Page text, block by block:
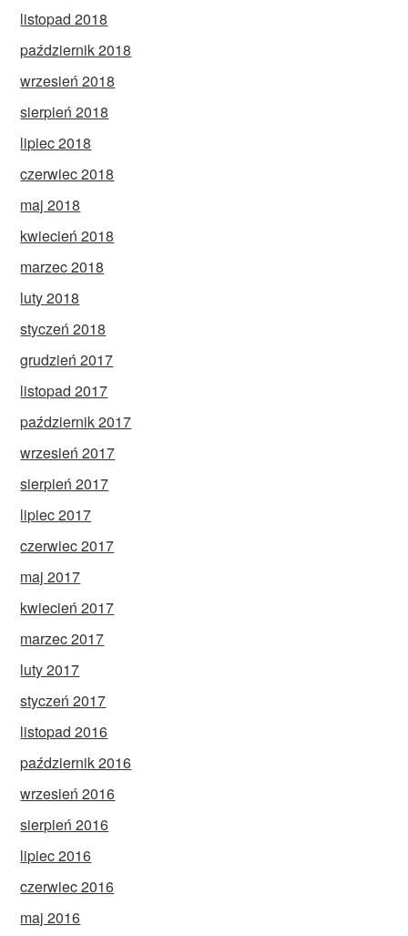
listopad 2018
październik 2018
wrzesień 2018
sierpień 2018
lipiec 2018
czerwiec 2018
maj 2018
kwiecień 2018
marzec 2018
luty 2018
styczeń 2018
grudzień 2017
listopad 2017
październik 2017
wrzesień 2017
sierpień 2017
lipiec 2017
czerwiec 2017
maj 2017
kwiecień 2017
marzec 2017
luty 2017
styczeń 2017
listopad 2016
październik 2016
wrzesień 2016
sierpień 2016
lipiec 2016
czerwiec 2016
maj 2016